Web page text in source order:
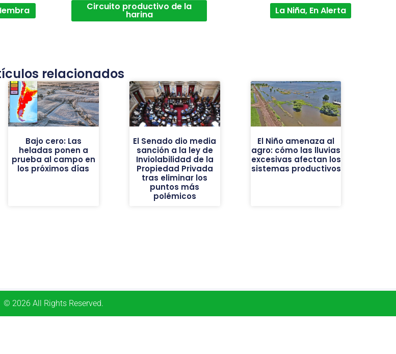
Circuito productivo de la
harina La Niña, En Alerta
relacionados
Bajo cero: Las
heladas ponen a
prueba al campo en
los próximos días
El Senado dio media
sanción a la ley de
Inviolabilidad de la
Propiedad Privada
tras eliminar los
puntos más
polémicos
El Niño amenaza al
agro: cómo las lluvias
excesivas afectan los
sistemas productivos
© 2026 All Rights Reserved.